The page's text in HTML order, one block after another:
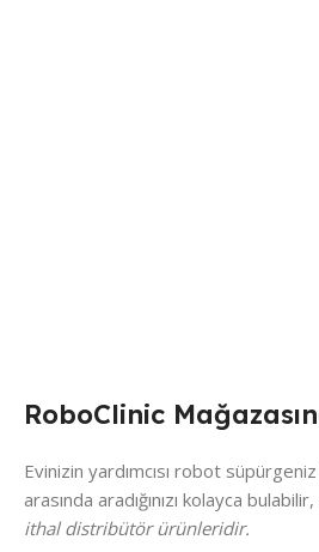
RoboClinic
Evinizin yardımcısı robot
arasında aradığınızı kolayca
ithal distribütör ürünleridir.